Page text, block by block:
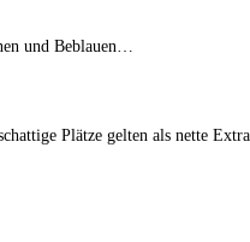
und Beblauen…
Plätze gelten als nette